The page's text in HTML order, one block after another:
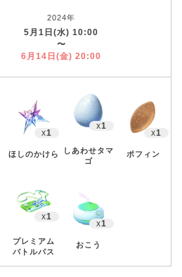
2024年
5月1日(水) 10:00
〜
6月14日(金) 20:00
x1
ほしのかけら
x1
しあわせタマ
ゴ
x1
ポフィン
x1
プレミアム
バトルパス
x1
おこう